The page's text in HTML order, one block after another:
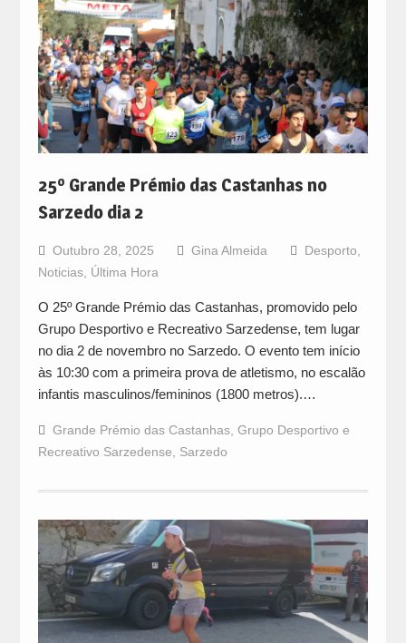
25º Grande Prémio das Castanhas no
Sarzedo dia 2
Outubro 28, 2025 Gina Almeida Desporto
Noticias, Última Hora
O 25º Grande Prémio das Castanhas, promovido pelo
Grupo Desportivo e Recreativo Sarzedense, tem lugar
no dia 2 de novembro no Sarzedo. O evento tem início
às 10:30 com a primeira prova de atletismo, no escalão
infantis masculinos/femininos (1800 metros).…
Grande Prémio das Castanhas, Grupo Desportivo e
Recreativo Sarzedense
Sarzedo